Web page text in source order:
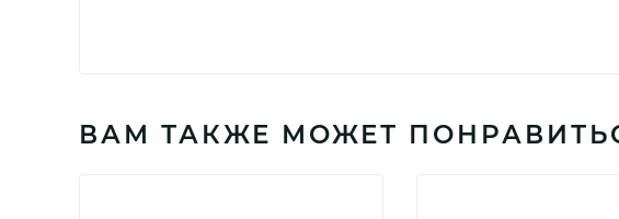
ВАМ ТАКЖЕ МОЖЕТ